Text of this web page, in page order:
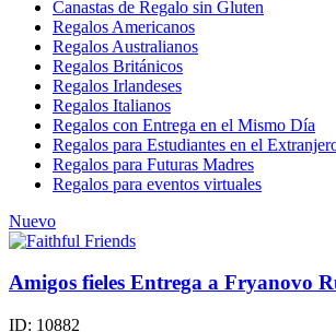
Canastas de Regalo sin Gluten
Regalos Americanos
Regalos Australianos
Regalos Británicos
Regalos Irlandeses
Regalos Italianos
Regalos con Entrega en el Mismo Día
Regalos para Estudiantes en el
Regalos para Futuras Madres
Regalos para eventos virtuales
Nuevo
Amigos fieles Entrega a Fryanovo
ID: 10882